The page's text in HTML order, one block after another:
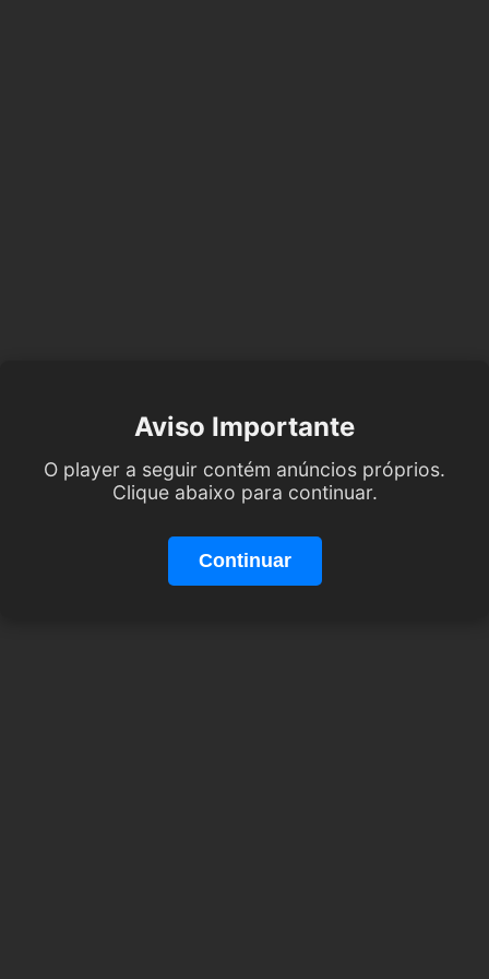
Aviso Importante
O player a seguir contém anúncios próprios.
Clique abaixo para continuar.
Continuar